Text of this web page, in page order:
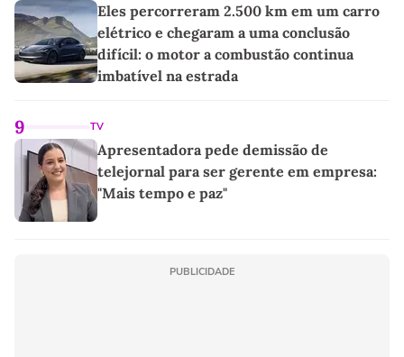
Eles percorreram 2.500 km em um carro
elétrico e chegaram a uma conclusão
difícil: o motor a combustão continua
imbatível na estrada
9 TV
Apresentadora pede demissão de
telejornal para ser gerente em empresa:
"Mais tempo e paz"
PUBLICIDADE